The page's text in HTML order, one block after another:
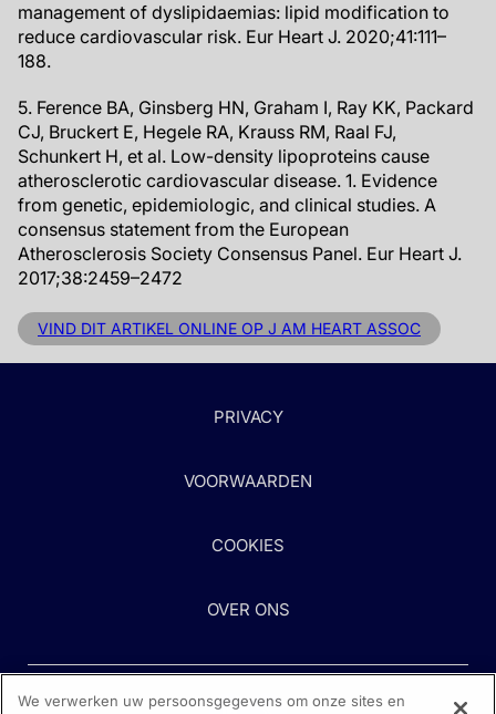
management of dyslipidaemias: lipid modification to
reduce cardiovascular risk. Eur Heart J. 2020;41:111–
188.
5. Ference BA, Ginsberg HN, Graham I, Ray KK, Packard
CJ, Bruckert E, Hegele RA, Krauss RM, Raal FJ,
Schunkert H, et al. Low-density lipoproteins cause
atherosclerotic cardiovascular disease. 1. Evidence
from genetic, epidemiologic, and clinical studies. A
consensus statement from the European
Atherosclerosis Society Consensus Panel. Eur Heart J.
2017;38:2459–2472
VIND DIT ARTIKEL ONLINE OP J AM HEART ASSOC
PRIVACY
VOORWAARDEN
COOKIES
OVER ONS
We verwerken uw persoonsgegevens om onze sites en